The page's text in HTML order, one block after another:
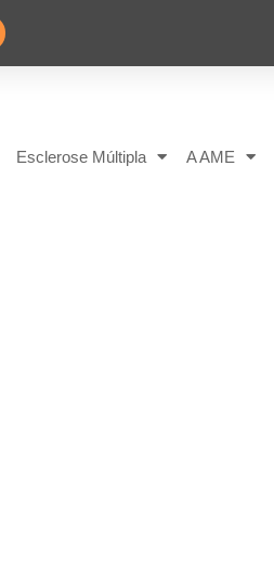
Esclerose Múltipla A AME